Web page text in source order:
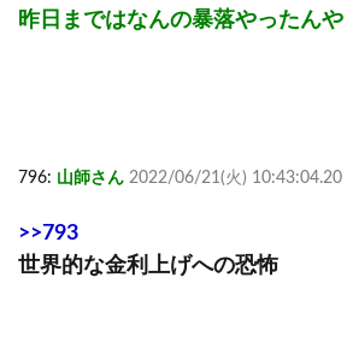
昨日まではなんの暴落やったんや
796: 山師さん 2022/06/21(火) 10:43:04.20
>>793
世界的な金利上げへの恐怖